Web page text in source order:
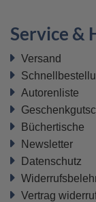
Service &
Versand
Autorenliste
Büchertische
Newsletter
Datenschutz
Vertrag